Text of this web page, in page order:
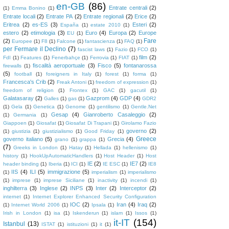
(1) Emma Bonino (1) en-GB (86) Entrate centrali (2)
Entrate locali (2) Entrate PA (2) Entrate regionali (2) Erice (2)
Eritrea (2) es-ES (3) España (1) estate 2010 (1) Esteri (2)
estero (2) etimologia (3) EU (1) Euro (4) Europa (2) Europe
(2) Europee (1) F8 (1) Falcone (1) fantascienza (1) FAQ (1) Fare
per Fermare il Declino (7) fascist laws (1) Fazio (1) FCO (1)
FdI (1) Features (1) Fenerbahçe (1) Ferrovia (1) FIAT (1) film (2)
firewalls (1) fiscalità aeroportuale (3) Fisco (5) fontanarossa
(5)
football (1) foreigners in Italy (1) forest (1) forma (1)
Francesca's Crib (2) Freak Antoni (1) freedom of expression (1)
freedom of religion
(1) Frontex (1) GAC (1) gacutil (1)
Galatasaray (2) Galles (1) gas (1) Gazprom (4) GDP (4) GDR2
(1) Gela (1) Genetica (1) Genome (1) gentilismo (1) Gentle.Net
(1)
Germania (1) Gesap (4) Gianroberto Casaleggio (2)
Giappoen (1) Giosafat (1) Giosafat Di Trapani (1) Girolamo Fazio
(1) giustizia (1) giustizialismo (1) Good Friday (1) governo (2)
governo italiano (5) grano (1) grappa (1) Grecia (4) Greece
(7) Greeks in London (1) Hatay (1) Hellada (1) hellenismo (1)
history (1) HookUpAutomaticHandlers (1) Host Header (1) Host
header binding (1) Iberia (1) ICI (1) IE (2) IE ESC (1) IE7 (2) IE8
(1) IIS (4) ILI (5) immigrazione (5) imperialism (1) imperialismo
(1) imprese (1) imprese Siciliane (1) inactivity (1) incendi (1)
inghilterra (3) Inglese (2) INPS (3) Inter (2) Interceptor (2)
internet (1)
Internet Explorer Enhanced Security Configuration
(1) Internet World 2006 (1) IOC (2) Ipsala (1) Iran (4) Iraq (2)
Irish in London (1) isa (1) Iskenderun (1) islam (1) Issos (1)
Istanbul (13) ISTAT (1) istituzioni (1) it (1) it-IT (154)